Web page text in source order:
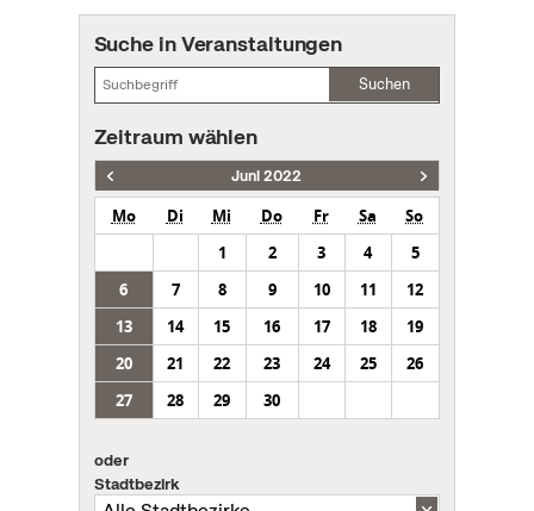
Suche in Veranstaltungen
Suchen
Zeitraum wählen
Juni 2022
Mo Di Mi Do Fr Sa
So
1
2 3 4
5
6
7 8 9 10 11
12
13
14 15 16 17 18
19
20
21 22 23 24 25
26
27
28 29 30
oder
Stadtbezirk